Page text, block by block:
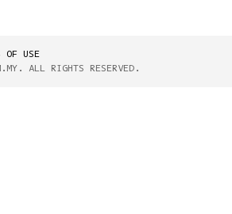
OF USE
ALL RIGHTS RESERVED.